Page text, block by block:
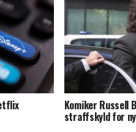
Komiker Russell
straffskyld for